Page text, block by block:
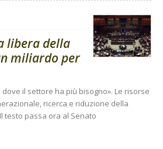
libera della
miliardo per
il settore ha più bisogno». Le risorse
ricerca e riduzione della
testo passa ora al Senato